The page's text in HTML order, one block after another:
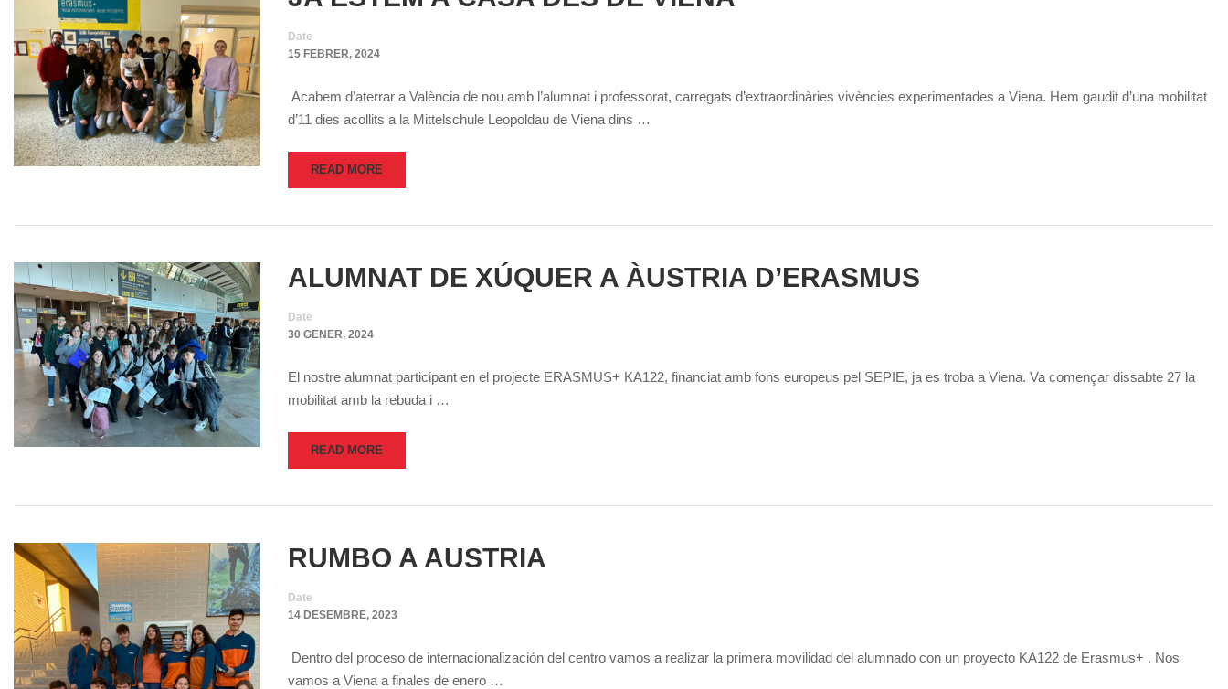
Date
15 FEBRER, 2024
Acabem d’aterrar a València de nou amb l’alumnat i professorat, carregats d’extraordinàries vivències experimentades a Viena. Hem gaudit d’una mobilitat
d’11 dies acollits a la Mittelschule Leopoldau de Viena dins …
READ MORE
ALUMNAT DE XÚQUER A ÀUSTRIA D’ERASMUS
Date
30 GENER, 2024
El nostre alumnat participant en el projecte ERASMUS+ KA122, financiat amb fons europeus pel SEPIE, ja es troba a Viena. Va començar dissabte 27 la
mobilitat amb la rebuda i …
READ MORE
RUMBO A AUSTRIA
Date
14 DESEMBRE, 2023
Dentro del proceso de internacionalización del centro vamos a realizar la primera movilidad del alumnado con un proyecto KA122 de Erasmus+ . Nos
vamos a Viena a finales de enero …